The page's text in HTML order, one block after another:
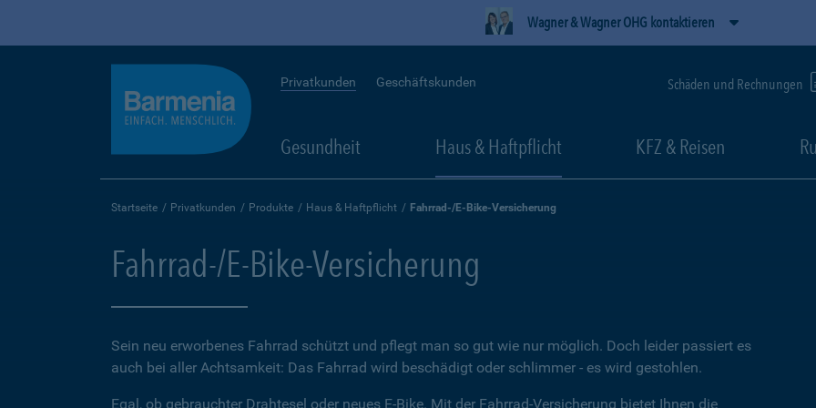
Wagner & Wagner OHG kontaktieren
Privatkunden Geschäftskunden Schäden und Rechnungen
Gesundheit Haus & Haftpflicht KFZ & Reisen
Startseite Privatkunden Produkte Haus & Haftpflicht Fahrrad-/E-Bike-Versicherung
Fahrrad-/E-Bike-Versicherung
Sein neu erworbenes Fahrrad schützt und pflegt man so gut wie nur möglich. Doch leider passiert es
auch bei aller Achtsamkeit: Das Fahrrad wird beschädigt oder schlimmer - es wird gestohlen.
Egal, ob gebrauchter Drahtesel oder neues E-Bike. Mit der Fahrrad-Versicherung bietet Ihnen die